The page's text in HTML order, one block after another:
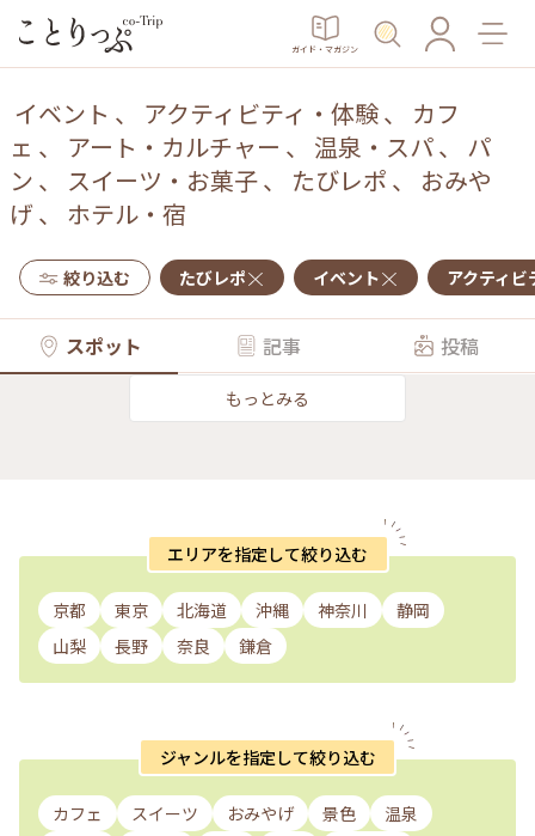
ガイド・マガジン
イベント 、 アクティビティ・体験、 カフ
ェ 、 アート・カルチャー 、 温泉・スパ、 パ
ン 、 スイーツ・お菓子、 たびレポ 、 おみや
げ 、 ホテル・宿
絞り込む たびレポ イベント アクティビ
スポット 記事 投稿
もっとみる
エリアを指定して絞り込む
京都 東京 北海道 沖縄 神奈川
静岡
山梨
長野 奈良 鎌倉
ジャンルを指定して絞り込む
カフェ スイーツ おみやげ 景色
温泉